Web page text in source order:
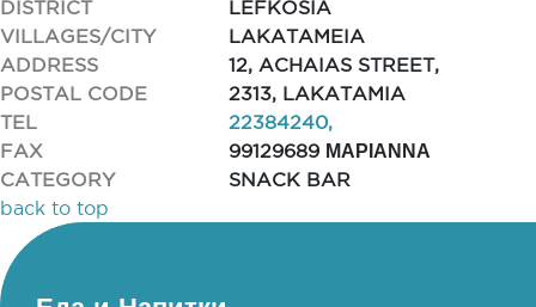
DISTRICT
LEFKOSIA
VILLAGES/CITY
LAKATAMEIA
ADDRESS
12, ACHAIAS STREET,
POSTAL CODE
2313, LAKATAMIA
TEL
22384240,
FAX
99129689 ΜΑΡΙΑΝΝΑ
CATEGORY
SNACK BAR
back to top